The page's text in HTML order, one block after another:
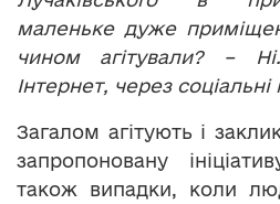
маленьке дуже
чином агітували? –
Інтернет, через
Загалом агітують і
запропоновану
також випадки, коли